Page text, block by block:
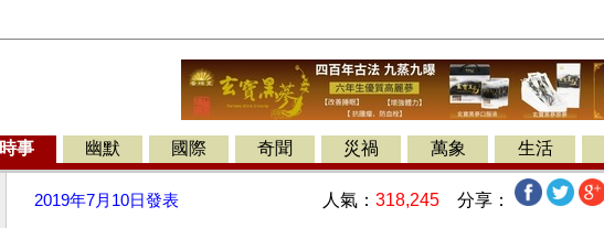
時事 幽默 國際 奇聞 災禍 萬象 生活
2019年7月10日發表 人氣： 318,245 分享：